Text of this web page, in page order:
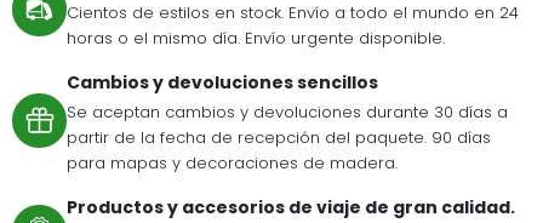
Cientos de estilos en stock. Envío a todo el mundo en 24
horas o el mismo día. Envío urgente disponible.
Cambios y devoluciones sencillos
Se aceptan cambios y devoluciones durante 30 días a
partir de la fecha de recepción del paquete. 90 días
para mapas y decoraciones de madera.
Productos y accesorios de viaje de gran calidad.